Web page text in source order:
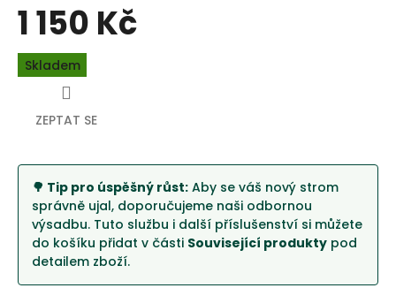
1 150 Kč
Měrná
cena:
Skladem
🌳 Tip pro úspěšný růst: Aby se váš nový strom
správně ujal, doporučujeme naši odbornou
výsadbu. Tuto službu i další příslušenství si můžete
do košíku přidat v části Související produkty pod
detailem zboží.
ZEPTAT SE